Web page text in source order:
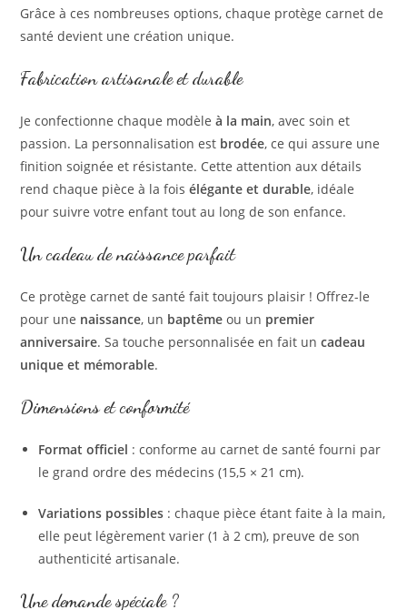
Grâce à ces nombreuses options, chaque protège carnet de
santé devient une création unique.
Fabrication artisanale et durable
Je confectionne chaque modèleà la main, avec soin et
passion. La personnalisation est brodée, ce qui assure une
finition soignée et résistante. Cette attention aux détails
rend chaque pièce à la foisélégante et durable, idéale
pour suivre votre enfant tout au long de son enfance.
Un cadeau de naissance parfait
Ce protège carnet de santé fait toujours plaisir ! Offrez-le
pour une naissance, un baptême ou un premier
anniversaire. Sa touche personnalisée en fait uncadeau
unique et mémorable.
Dimensions et conformité
Format officiel : conforme au carnet de santé fourni par
le grand ordre des médecins (15,5 × 21 cm).
Variations possibles : chaque pièce étant faite à la main,
elle peut légèrement varier (1 à 2 cm), preuve de son
authenticité artisanale.
Une demande spéciale ?